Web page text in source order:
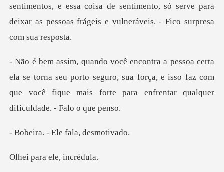
sentimentos, e essa coisa de sentimento, só serve par
rna seu porto seguro, sua força, e isso faz com
que você fique ma
- Ele fala,
ra ele, i